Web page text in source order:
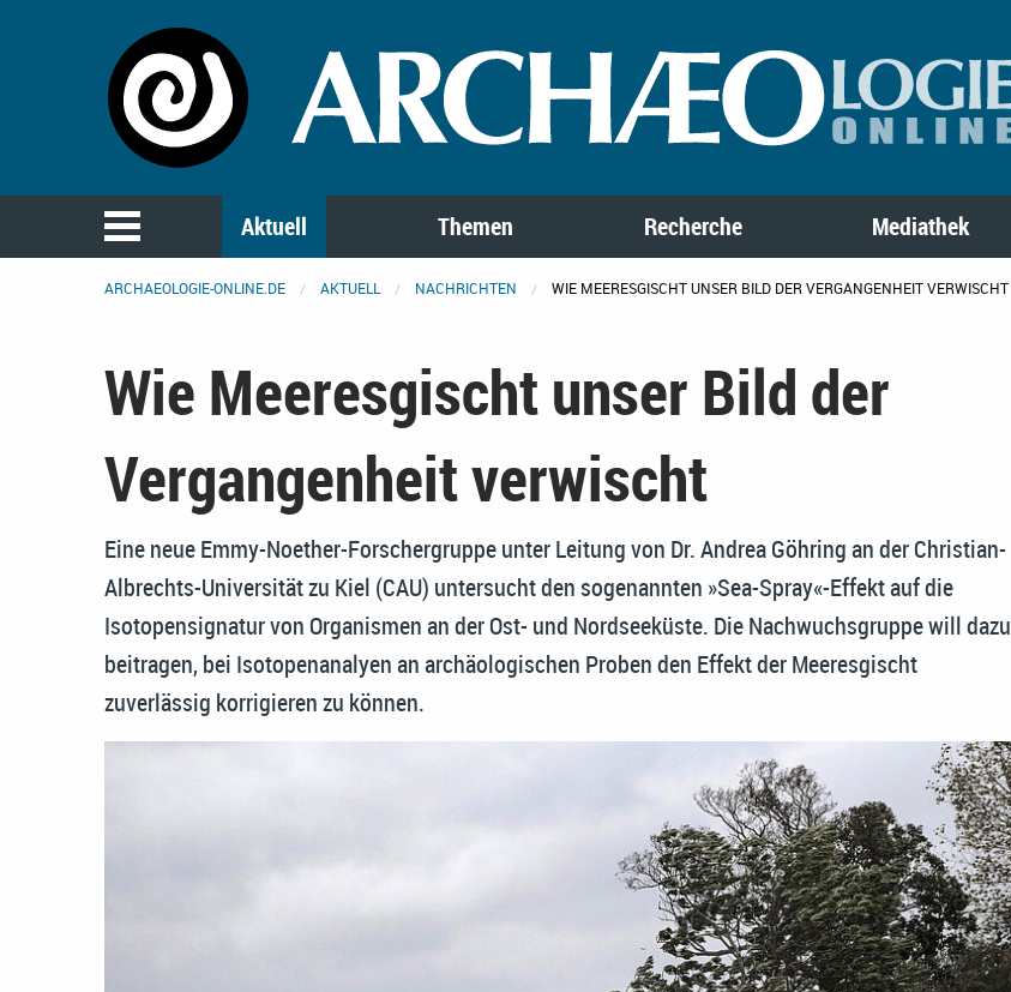
Aktuell Themen Recherche Mediathek
ARCHAEOLOGIE-ONLINE.DE AKTUELL NACHRICHTEN WIE MEERESGISCHT UNSER BILD DER VERGANGENHEIT VERWISCHT
Wie Meeresgischt unser Bild der
Vergangenheit verwischt
Eine neue Emmy-Noether-Forschergruppe unter Leitung von Dr. Andrea Göhring an der Christian-
Albrechts-Universität zu Kiel (CAU) untersucht den sogenannten »Sea-Spray«-Effekt auf die
Isotopensignatur von Organismen an der Ost- und Nordseeküste. Die Nachwuchsgruppe will dazu
beitragen, bei Isotopenanalyen an archäologischen Proben den Effekt der Meeresgischt
zuverlässig korrigieren zu können.